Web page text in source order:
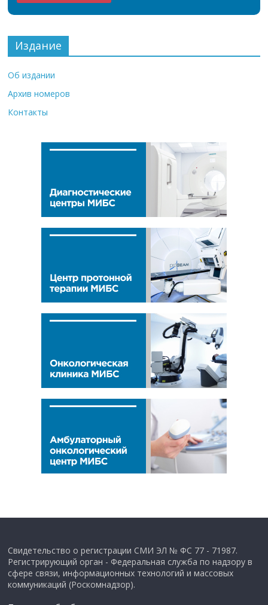
Издание
Об издании
Архив номеров
Контакты
Свидетельство о регистрации СМИ ЭЛ № ФС 77 - 71987.
Регистрирующий орган - Федеральная служба по надзору в
сфере связи, информационных технологий и массовых
коммуникаций (Роскомнадзор).